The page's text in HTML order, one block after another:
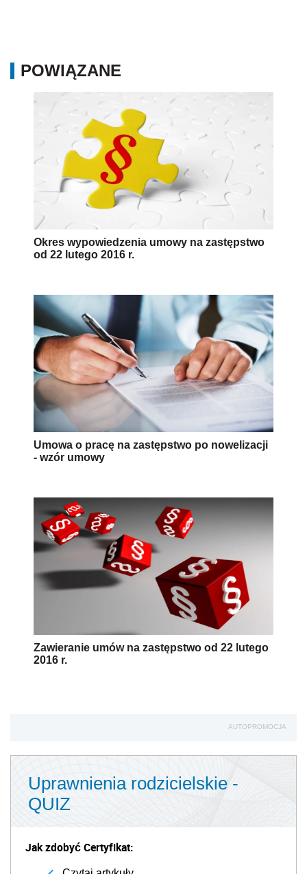
POWIĄZANE
Okres wypowiedzenia umowy na zastępstwo
od 22 lutego 2016 r.
Umowa o pracę na zastępstwo po nowelizacji
- wzór umowy
Zawieranie umów na zastępstwo od 22 lutego
2016 r.
AUTOPROMOCJA
Uprawnienia rodzicielskie -
QUIZ
Jak zdobyć Certyfikat: